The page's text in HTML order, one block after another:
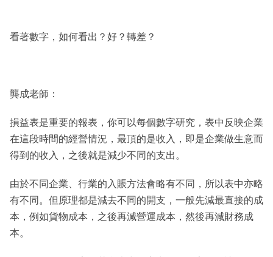
看著數字，如何看出？好？轉差？
龔成老師：
損益表是重要的報表，你可以每個數字研究，表中反映企業
在這段時間的經營情況，最頂的是收入，即是企業做生意而
得到的收入，之後就是減少不同的支出。
由於不同企業、行業的入賬方法會略有不同，所以表中亦略
有不同。但原理都是減去不同的開支，一般先減最直接的成
本，例如貨物成本，之後再減營運成本，然後再減財務成
本。